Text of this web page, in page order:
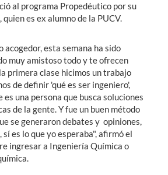
al programa Propedéutico por su
es ex alumno de la PUCV.
acogedor, esta semana ha sido
muy amistoso todo y te ofrecen
primera clase hicimos un trabajo
de definir 'qué es ser ingeniero',
una persona que busca soluciones
de la gente. Y fue un buen método
se generaron debates y opiniones,
es lo que yo esperaba", afirmó el
ingresar a Ingeniería Química o